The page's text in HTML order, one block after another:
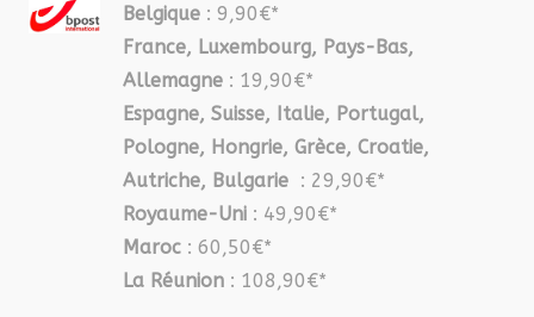
Belgique : 9,90€*
France, Luxembourg, Pays-Bas,
Allemagne : 19,90€*
Espagne, Suisse, Italie, Portugal,
Pologne, Hongrie, Grèce, Croatie,
Autriche, Bulgarie : 29,90€*
Royaume-Uni : 49,90€*
Maroc : 60,50€*
La Réunion : 108,90€*